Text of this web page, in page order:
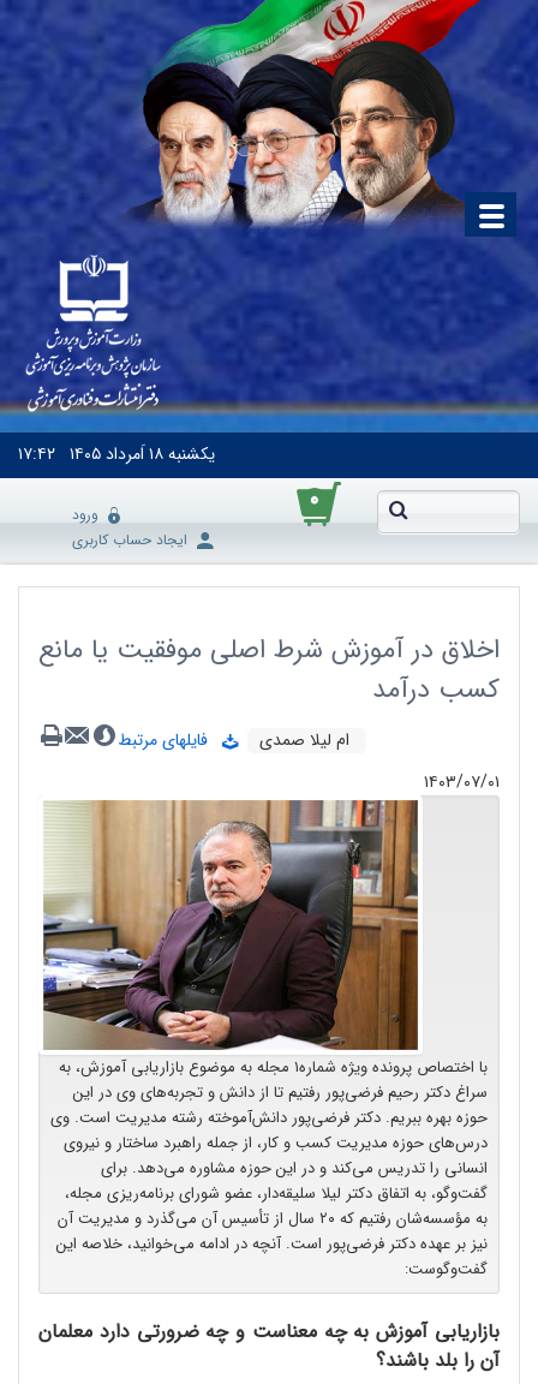
یکشنبه۱۸ اَمرداد ۱۴۰۵ ۱۷:۴۲
۰
ورود
ایجاد حساب کاربری
اخلاق در آموزش شرط اصلی موفقیت یا مانع
کسب درآمد
ام‌ لیلا صمدی
فایلهای مرتبط
۱۴۰۳/۰۷/۰۱
با اختصاص پرونده ویژه شماره۱ مجله به موضوع بازاریابی آموزش، به
سراغ دکتر رحیم فرضی‌پور رفتیم تا از دانش و تجربه‌های وی در این
حوزه بهره ببریم. دکتر فرضی‌پور دانش‌آموخته رشته مدیریت است. وی
درس‌های حوزه مدیریت کسب و کار، از جمله راهبرد ساختار و نیروی
انسانی را تدریس می‌کند و در این حوزه مشاوره می‌دهد. برای
گفت‌وگو، به اتفاق دکتر لیلا سلیقه‌دار، عضو شورای برنامه‌ریزی مجله،
به مؤسسه‌شان رفتیم که ۲۰ سال از تأسیس آن می‌گذرد و مدیریت آن
نیز بر عهده دکتر فرضی‌پور است. آنچه در ادامه می‌خوانید، خلاصه این
گفت‌وگوست:
بازاریابی آموزش به چه معناست و چه ضرورتی دارد معلمان
آن را بلد باشند؟